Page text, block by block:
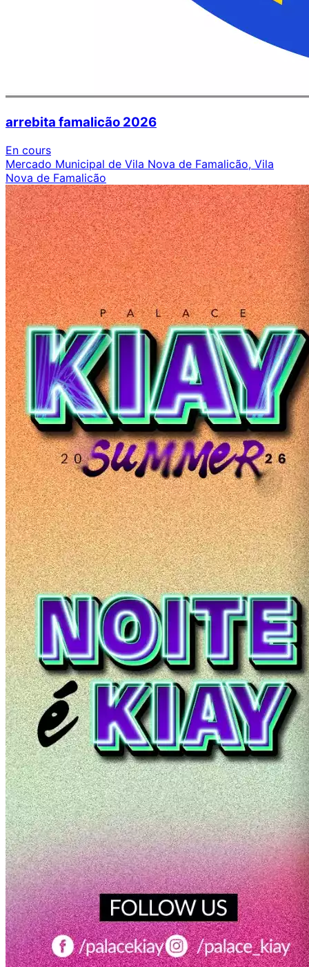
arrebita famalicão 2026
En cours
Mercado Municipal de Vila Nova de Famalicão, Vila
Nova de Famalicão